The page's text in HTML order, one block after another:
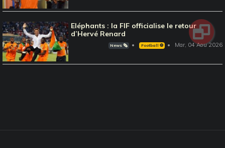
Eléphants : la FIF officialise le retour
d’Hervé Renard
News 🗞️ Football ⚽️ Mar, 04 Aou 2026